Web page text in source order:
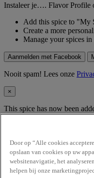
Instaleer je…. Flavor Profile
Add this spice to "My
Create a more
Manage your spices
Aanmelden met Facebook
Nooit spam! Lees onze
×
This spice has now been
Spices".
Nooit spam! Lees onze
×
Door op “Alle cookies
opslaan van cookies op uw
websitenavigatie, het
helpen bij onze